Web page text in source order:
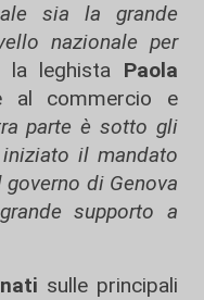
sia la grande
nazionale per
leghista Paola
al commercio e
parte è sotto gli
il mandato
di Genova
supporto a
sulle principali